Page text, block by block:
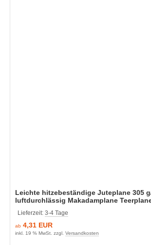
Leichte hitzebeständige Juteplane 305
luftdurchlässig Makadamplane
Lieferzeit: 3-4 Tage
ab 4,31 EUR
inkl. 19 % MwSt. zzgl. Versandkosten